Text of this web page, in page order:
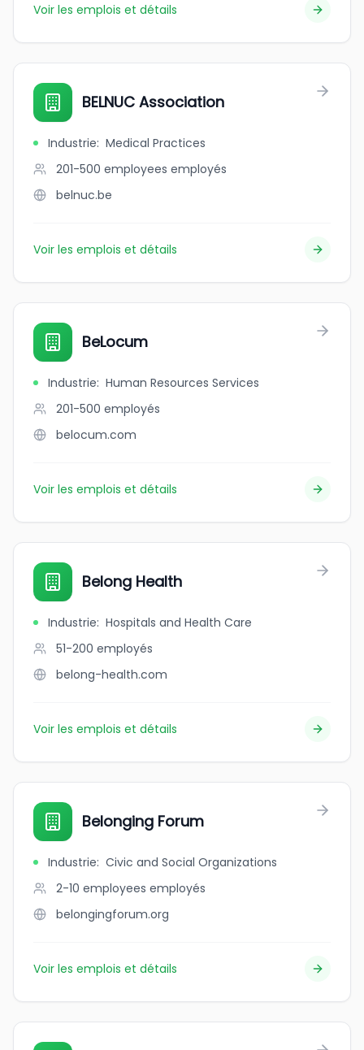
Voir les emplois et détails
BELNUC Association
Industrie: Medical Practices
201-500 employees employés
belnuc.be
Voir les emplois et détails
BeLocum
Industrie: Human Resources Services
201-500 employés
belocum.com
Voir les emplois et détails
Belong Health
Industrie: Hospitals and Health Care
51-200 employés
belong-health.com
Voir les emplois et détails
Belonging Forum
Industrie: Civic and Social Organizations
2-10 employees employés
belongingforum.org
Voir les emplois et détails